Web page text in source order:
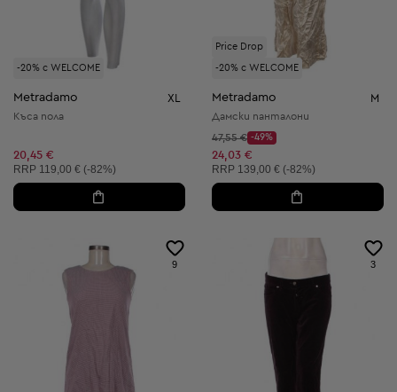
-20% с WELCOME
Metradamo XL
Къса пола
20,45 €
Препоръчителна цена:
RRP 119,00 € (-82%)
Price Drop
-20% с WELCOME
Metradamo M
Дамски панталони
Начална цена:
47,55 €
Discount Price:
-49%
Намалена цена:
24,03 €
Препоръчителна цена:
RRP 139,00 € (-82%)
9 3